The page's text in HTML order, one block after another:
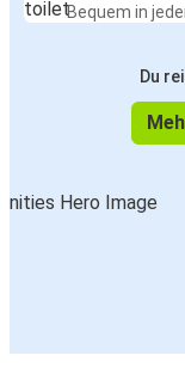
Bequem in
Du